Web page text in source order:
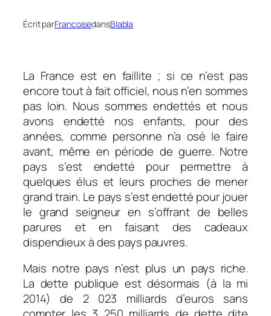
Écrit parFrancoisedansBlabla
La France est en faillite ; si ce n’est pas
encore tout à fait officiel, nous n’en sommes
pas loin. Nous sommes endettés et nous
avons endetté nos enfants, pour des
années, comme personne n’a osé le faire
avant, même en période de guerre. Notre
pays s’est endetté pour permettre à
quelques élus et leurs proches de mener
grand train. Le pays s’est endetté pour jouer
le grand seigneur en s’offrant de belles
parures et en faisant des cadeaux
dispendieux à des pays pauvres.
Mais notre pays n’est plus un pays riche.
La dette publique est désormais (à la mi
2014) de 2 023 milliards d’euros sans